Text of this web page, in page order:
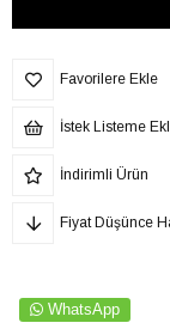
Favorilere Ekle
İstek Listeme
İndirimli Ürün
Fiyat Düşünce
WhatsApp